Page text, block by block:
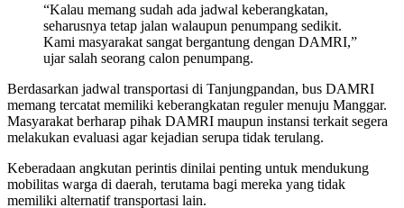
“Kalau memang sudah ada jadwal keberangkatan,
seharusnya tetap jalan walaupun penumpang sedikit.
Kami masyarakat sangat bergantung dengan DAMRI,”
ujar salah seorang calon penumpang.
Berdasarkan jadwal transportasi di Tanjungpandan, bus DAMRI
memang tercatat memiliki keberangkatan reguler menuju Manggar.
Masyarakat berharap pihak DAMRI maupun instansi terkait segera
melakukan evaluasi agar kejadian serupa tidak terulang.
Keberadaan angkutan perintis dinilai penting untuk mendukung
mobilitas warga di daerah, terutama bagi mereka yang tidak
memiliki alternatif transportasi lain.